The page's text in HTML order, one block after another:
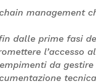
management
dalle prime fasi
l’accesso
da gestire